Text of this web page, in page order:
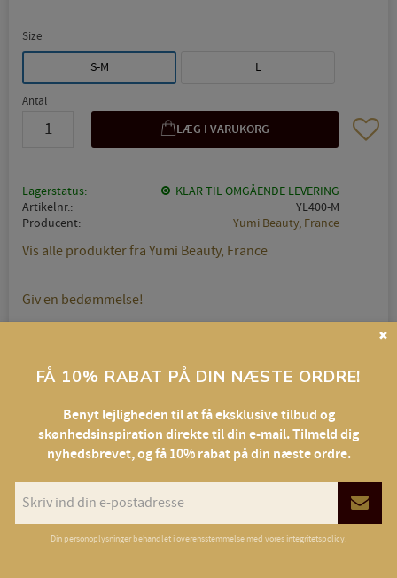
Size
S-M L
Antal
Gem
Lagerstatus
KLAR TIL OMGÅENDE LEVERING
Artikelnr.
YL400-M
Producent
Yumi Beauty, France
Vis alle produkter fra Yumi Beauty, France
Giv en bedømmelse!
Yumilashes-märkt uniform.
Lätt, bekväm arbetsrock i viskos, med korta armar och en stor
FÅ 10% RABAT PÅ DIN NÆSTE ORDRE!
Benyt lejligheden til at få eksklusive tilbud og
skønhedsinspiration direkte til din e-mail. Tilmeld dig
nyhedsbrevet, og få 10% rabat på din næste ordre.
Din personoplysninger behandlet i overensstemmelse med vores integritetspolicy.
✖